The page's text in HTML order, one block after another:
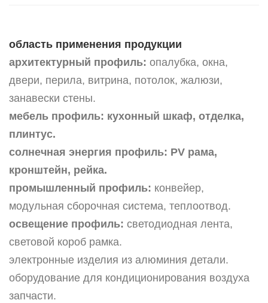
область применения продукции
архитектурный профиль: опалубка, окна,
двери, перила, витрина, потолок, жалюзи,
занавески стены.
мебель профиль: кухонный шкаф, отделка,
плинтус.
солнечная энергия профиль: PV рама,
кронштейн, рейка.
промышленный профиль: конвейер,
модульная сборочная система, теплоотвод.
освещение профиль: светодиодная лента,
световой короб рамка.
электронные изделия из алюминия детали.
оборудование для кондиционирования воздуха
запчасти.